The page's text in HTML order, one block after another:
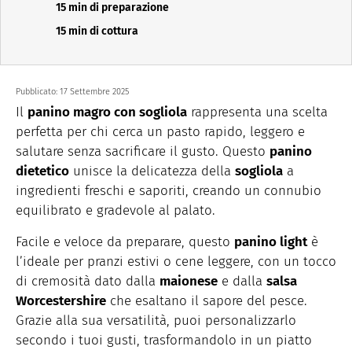
15 min di preparazione
15 min di cottura
Pubblicato: 17 Settembre 2025
Il panino magro con sogliola rappresenta una scelta
perfetta per chi cerca un pasto rapido, leggero e
salutare senza sacrificare il gusto. Questo panino
dietetico unisce la delicatezza della sogliola a
ingredienti freschi e saporiti, creando un connubio
equilibrato e gradevole al palato.
Facile e veloce da preparare, questo panino lightè
l’ideale per pranzi estivi o cene leggere, con un tocco
di cremosità dato dalla maionese e dalla salsa
Worcestershire che esaltano il sapore del pesce.
Grazie alla sua versatilità, puoi personalizzarlo
secondo i tuoi gusti, trasformandolo in un piatto